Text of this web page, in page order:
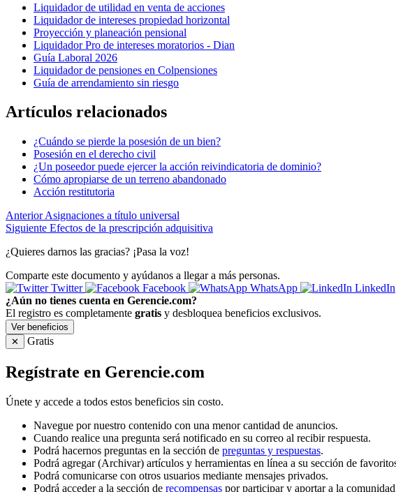
Liquidador de utilidad en venta de acciones
Liquidador de intereses propiedad horizontal
Proyección y planeación pensional
Liquidador Pro de intereses moratorios - Dian
Guía Laboral 2026
Liquidador de pensiones en Colpensiones
Guía de arrendamiento sin riesgo
Artículos relacionados
¿Cuándo se pierde la posesión de un bien?
Posesión en el derecho civil
¿Un poseedor puede ejercer la acción reivindicatoria de dominio?
Cómo apropiarse de un terreno abandonado
Acción restitutoria
Anterior Asignaciones a título universal
Siguiente Efectos de la prescripción adquisitiva
¿Quieres darnos las gracias? ¡Pasa la voz!
Comparte este documento y ayúdanos a llegar a más personas.
Twitter
Facebook WhatsApp
LinkedIn
¿Aún no tienes cuenta en Gerencie.com?
El registro es completamente gratis y desbloquea beneficios exclusivos.
Ver beneficios
✕
Gratis
Regístrate en Gerencie.com
Únete y accede a todos estos beneficios sin costo.
Navegue por nuestro contenido con una menor cantidad de anuncios.
Cuando realice una pregunta será notificado en su correo al recibir respuesta.
Podrá hacernos preguntas en la sección de preguntas y respuestas.
Podrá agregar (Archivar) artículos y herramientas en línea a su sección de
Podrá comunicarse con otros usuarios mediante mensajes privados.
Podrá acceder a la sección de recompensas por participar y aportar a la